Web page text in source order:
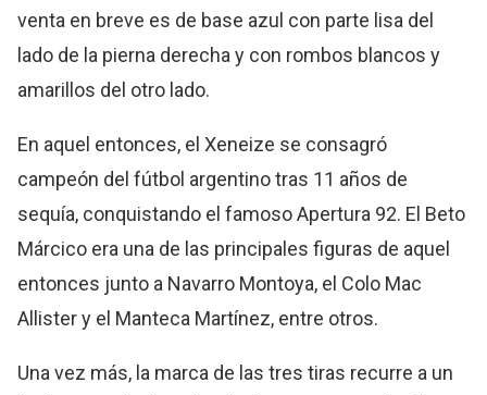
venta en breve es de base azul con parte lisa del
lado de la pierna derecha y con rombos blancos y
amarillos del otro lado.
En aquel entonces, el Xeneize se consagró
campeón del fútbol argentino tras 11 años de
sequía, conquistando el famoso Apertura 92. El Beto
Márcico era una de las principales figuras de aquel
entonces junto a Navarro Montoya, el Colo Mac
Allister y el Manteca Martínez, entre otros.
Una vez más, la marca de las tres tiras recurre a un